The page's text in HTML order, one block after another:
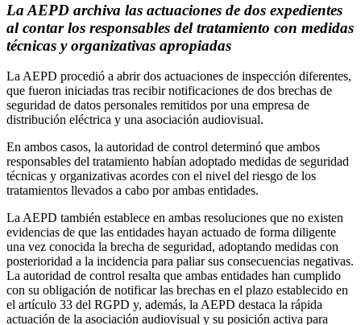
La AEPD archiva las actuaciones de dos expedientes
al contar los responsables del tratamiento con medidas
técnicas y organizativas apropiadas
La AEPD procedió a abrir dos actuaciones de inspección diferentes,
que fueron iniciadas tras recibir notificaciones de dos brechas de
seguridad de datos personales remitidos por una empresa de
distribución eléctrica y una asociación audiovisual.
En ambos casos, la autoridad de control determinó que ambos
responsables del tratamiento habían adoptado medidas de seguridad
técnicas y organizativas acordes con el nivel del riesgo de los
tratamientos llevados a cabo por ambas entidades.
La AEPD también establece en ambas resoluciones que no existen
evidencias de que las entidades hayan actuado de forma diligente
una vez conocida la brecha de seguridad, adoptando medidas con
posterioridad a la incidencia para paliar sus consecuencias negativas.
La autoridad de control resalta que ambas entidades han cumplido
con su obligación de notificar las brechas en el plazo establecido en
el artículo 33 del RGPD y, además, la AEPD destaca la rápida
actuación de la asociación audiovisual y su posición activa para